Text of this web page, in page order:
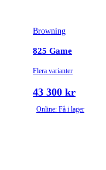
Browning
825 Game
Flera varianter
43 300 kr
Online: Få i lager